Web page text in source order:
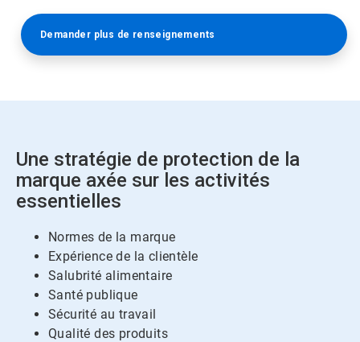
Demander plus de renseignements
Une stratégie de protection de la
marque axée sur les activités
essentielles
Normes de la marque
Expérience de la clientèle
Salubrité alimentaire
Santé publique
Sécurité au travail
Qualité des produits